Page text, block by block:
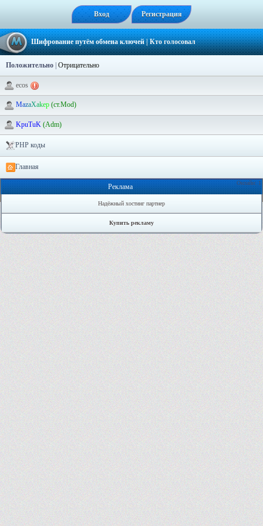
Вход Регистрация
Шифрование путём обмена ключей| Кто голосовал
Положительно Отрицательно
ecos
MazaXakep (ст.Mod)
KpuTuK (Adm)
PHP коды
Главная
Онлайн: 1
Реклама
Надёжный хостинг партнер
Купить рекламу